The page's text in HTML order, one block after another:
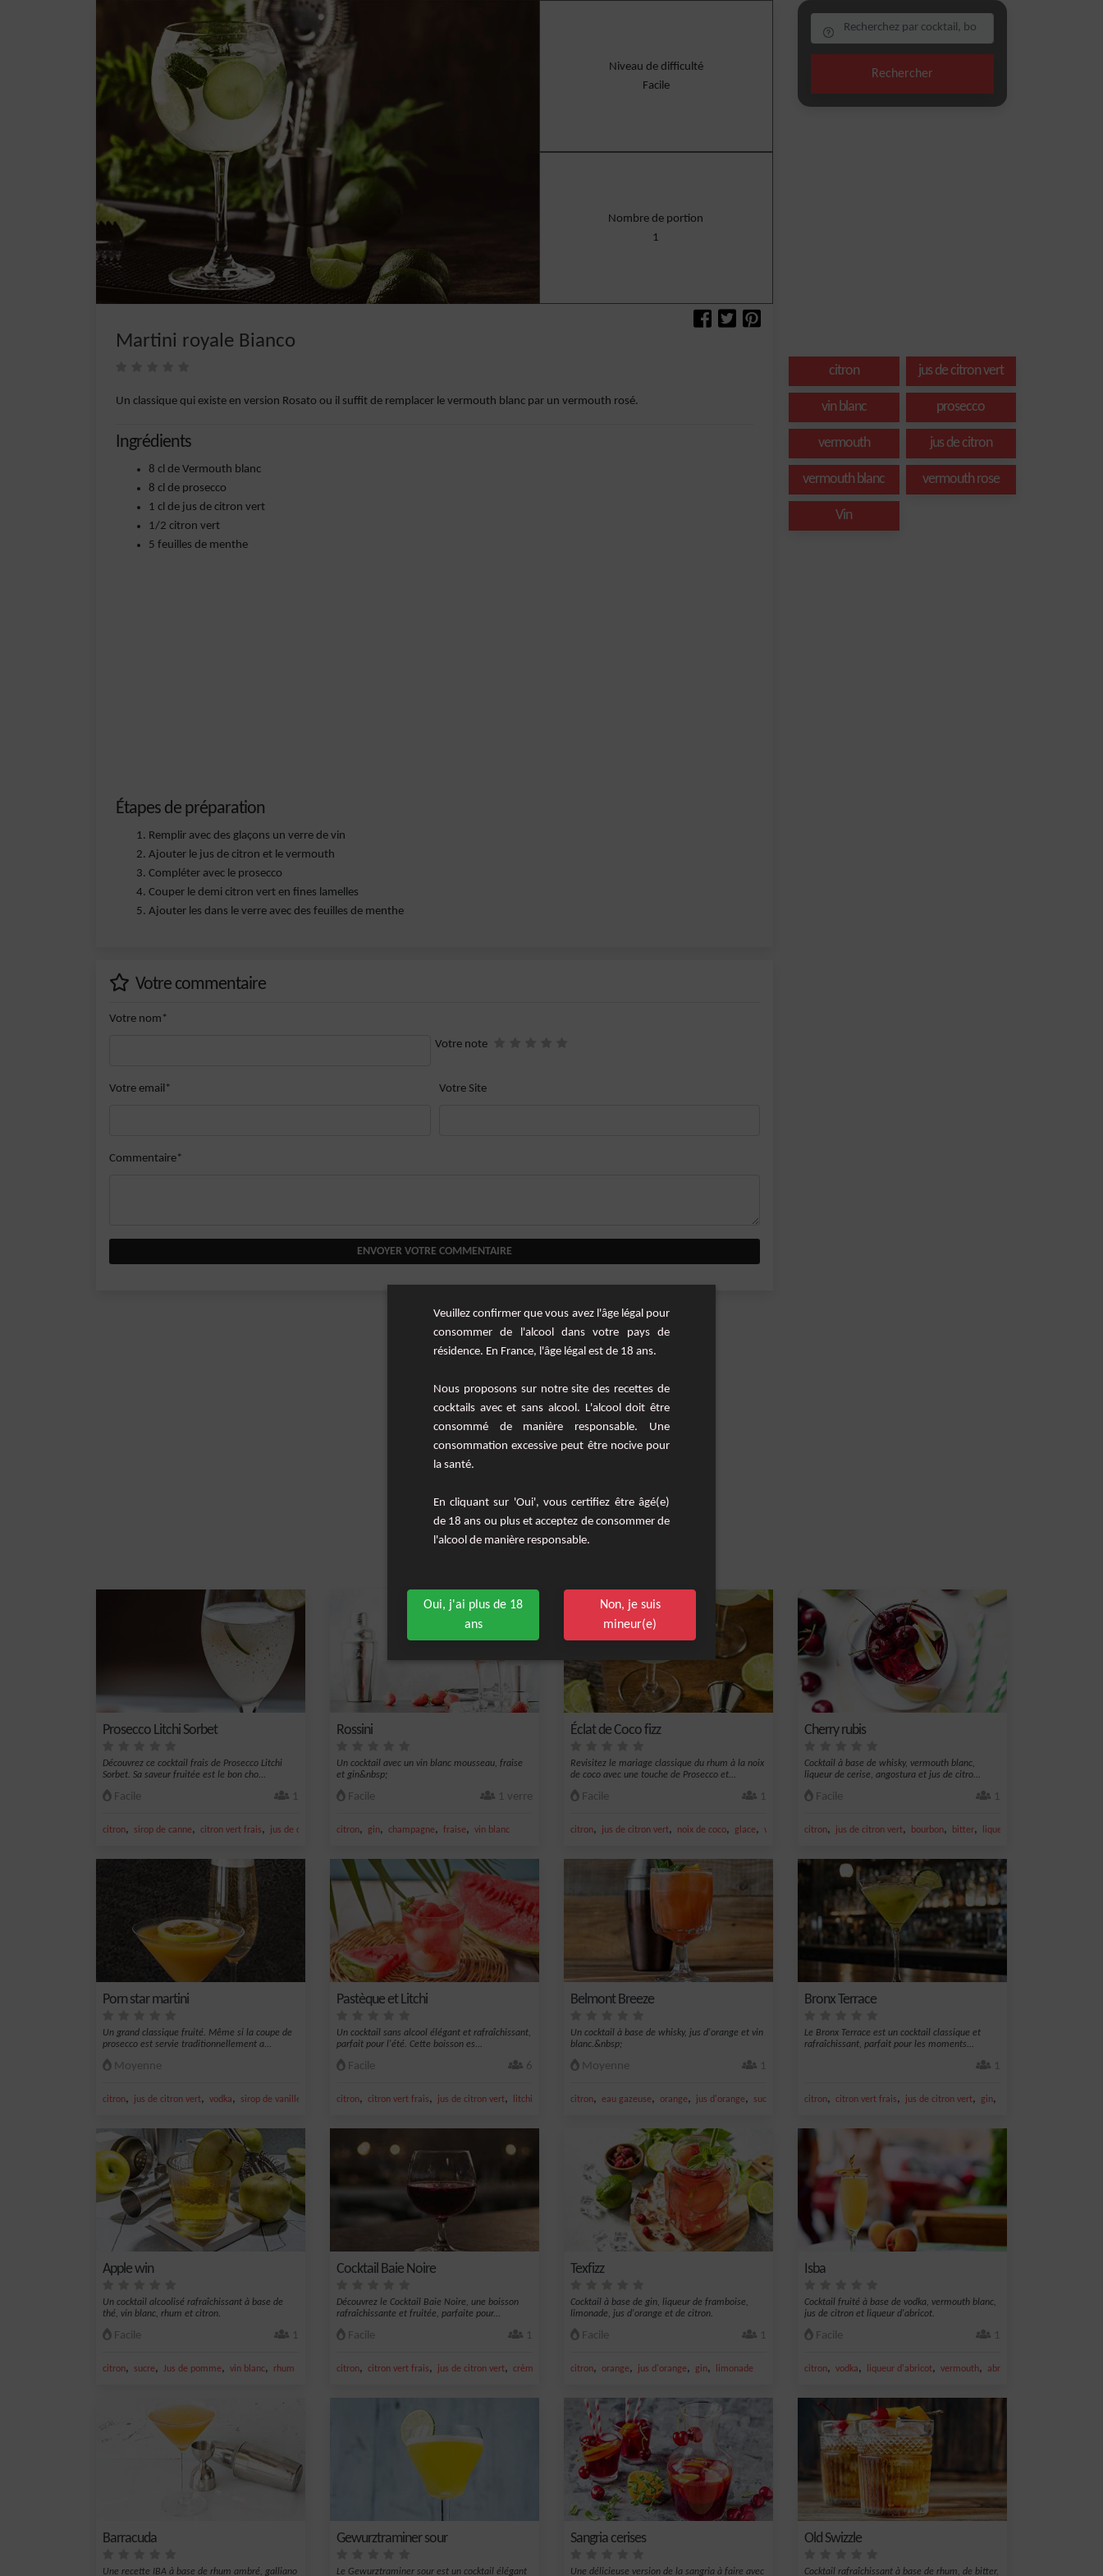
Niveau de difficulté
Facile
Nombre de portion
1
Martini royale Bianco
Un classique qui existe en version Rosato ou il suffit de remplacer le vermouth blanc par un vermouth rosé.
Ingrédients
8 cl de Vermouth blanc
8 cl de prosecco
1 cl de jus de citron vert
1/2 citron vert
5 feuilles de menthe
Étapes de préparation
Remplir avec des glaçons un verre de vin
Ajouter le jus de citron et le vermouth
Compléter avec le prosecco
Couper le demi citron vert en fines lamelles
Ajouter les dans le verre avec des feuilles de menthe
Votre commentaire
Votre nom*
Votre note
Votre email* Votre Site
Commentaire*
ENVOYER VOTRE COMMENTAIRE
Rechercher
citron jus de citron vert
vin blanc prosecco
vermouth jus de citron
vermouth blanc vermouth rose
Vin
Prosecco Litchi Sorbet
Découvrez ce cocktail frais de Prosecco Litchi
Sorbet. Sa saveur fruitée est le bon cho...
Facile 1
citron, sirop de canne, citron vert frais, jus de citron vert,sucre
Rossini
Un cocktail avec un vin blanc mousseau, fraise
et gin&nbsp;
Facile 1 verre
citron, gin, champagne, fraise, vin blanc
Éclat de Coco fizz
Revisitez le mariage classique du rhum à la noix
de coco avec une touche de Prosecco et...
Facile 1
citron, jus de citron vert, noix de coco, glace, vin blanc
Cherry rubis
Cocktail à base de whisky, vermouth blanc,
liqueur de cerise, angostura et jus de citro...
Facile 1
citron, jus de citron vert, bourbon, bitter, liqueur de cerise
Porn star martini
Un grand classique fruité. Même si la coupe de
prosecco est servie traditionnellement a...
Moyenne
citron, jus de citron vert, vodka, sirop de vanille vin blanc
Pastèque et Litchi
Un cocktail sans alcool élégant et rafraîchissant,
parfait pour l'été. Cette boisson es...
Facile 6
citron, citron vert frais, jus de citron vert, litchi vin pétillant
Belmont Breeze
Un cocktail à base de whisky, jus d'orange et vin
blanc.&nbsp;
Moyenne 1
citron, eau gazeuse, orange, jus d'orange, sucre
Bronx Terrace
Le Bronx Terrace est un cocktail classique et
rafraîchissant, parfait pour les moments...
1
citron, citron vert frais, jus de citron vert, gin,
Apple win
Un cocktail alcoolisé rafraîchissant à base de
thé, vin blanc, rhum et citron.
Facile 1
citron, sucre, Jus de pomme, vin blanc, rhum
Cocktail Baie Noire
Découvrez le Cocktail Baie Noire, une boisson
rafraîchissante et fruitée, parfaite pour...
Facile 1
citron, citron vert frais, jus de citron vert, crème de mûre,mûre
Texfizz
Cocktail à base de gin, liqueur de framboise,
limonade, jus d'orange et de citron.
Facile 1
citron, orange, jus d'orange, gin, limonade
Isba
Cocktail fruité à base de vodka, vermouth blanc,
jus de citron et liqueur d'abricot.
Facile 1
citron, vodka, liqueur d'abricot, vermouth, abricot
Barracuda
Une recette IBA à base de rhum ambré, galliano
Gewurztraminer sour
Le Gewurztraminer sour est un cocktail élégant
Sangria cerises
Une délicieuse version de la sangria à faire avec
Old Swizzle
Cocktail rafraîchissant à base de rhum, de bitter,
Veuillez confirmer que vous avez l'âge légal pour
consommer de l'alcool dans votre pays de
résidence. En France, l'âge légal est de 18 ans.
Nous proposons sur notre site des recettes de
cocktails avec et sans alcool. L'alcool doit être
consommé de manière responsable. Une
consommation excessive peut être nocive pour
la santé.
En cliquant sur 'Oui', vous certifiez être âgé(e)
de 18 ans ou plus et acceptez de consommer de
l'alcool de manière responsable.
Oui, j'ai plus de 18
ans
Non, je suis
mineur(e)